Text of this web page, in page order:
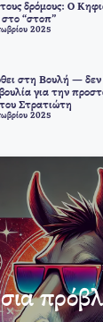
δρόμους: Ο
“στοπ”
2025
στη Βουλή — δεν
για την
Στρατιώτη
2025